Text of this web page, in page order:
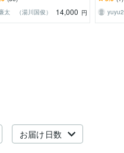
太 （湯川国俊）
14,000 円
お届け日数